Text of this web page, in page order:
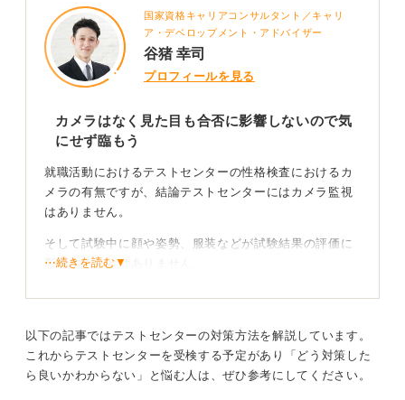
0
国家資格キャリアコンサルタント／キャリ
ア・デベロップメント・アドバイザー
谷猪 幸司
プロフィールを見る
カメラはなく見た目も合否に影響しないので気
にせず臨もう
就職活動におけるテストセンターの性格検査におけるカ
メラの有無ですが、結論テストセンターにはカメラ監視
はありません。
そして試験中に顔や姿勢、服装などが試験結果の評価に
影響することはありません。
す。
試験会場にはスタッフが常駐しており、受験者全体を見
守る形で管理されています。そのためカンニングや不審
⋯続きを読む▼
以下の記事ではテストセンターの対策方法を解説しています。
これからテストセンターを受検する予定があり「どう対策した
ら良いかわからない」と悩む人は、ぜひ参考にしてください。